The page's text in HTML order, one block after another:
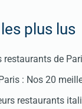
plus lus
restaurants de
: Nos 20
restaurants